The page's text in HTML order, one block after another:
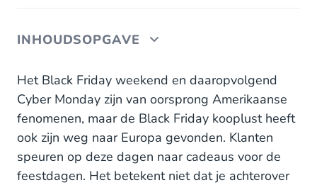
INHOUDSOPGAVE
1. Bied diverse betaalmethoden aan die aansluiten
bij je doelgroep
2. Ken je klant en beloon hun loyaliteit
3. Zet Conversational Commerce in voor
persoonlijke verkoop
Het Black Friday weekend en daaropvolgend
Cyber Monday zijn van oorsprong Amerikaanse
fenomenen, maar de Black Friday kooplust heeft
ook zijn weg naar Europa gevonden. Klanten
speuren op deze dagen naar cadeaus voor de
feestdagen. Het betekent niet dat je achterover